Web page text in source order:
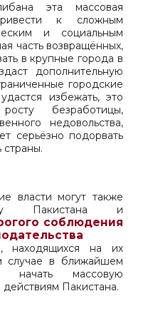
эта массовая
к сложным
и социальным
часть возвращённых,
в крупные города в
дополнительную
городские
избежать, это
безработицы,
недовольства,
серьёзно подорвать
страны.
власти могут также
Пакистана и
соблюдения
находящихся на их
случае в ближайшем
массовую
Пакистана.